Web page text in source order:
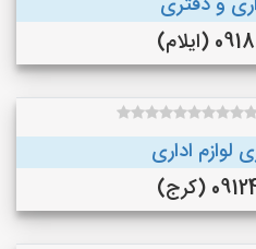
لوازم اداری
(کرج)